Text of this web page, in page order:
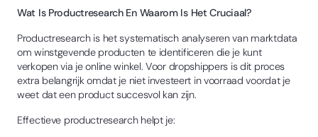
Wat Is Productresearch En Waarom Is Het Cruciaal?
Productresearch is het systematisch analyseren van marktdata
om winstgevende producten te identificeren die je kunt
verkopen via je online winkel. Voor dropshippers is dit proces
extra belangrijk omdat je niet investeert in voorraad voordat je
weet dat een product succesvol kan zijn.
Effectieve productresearch helpt je: